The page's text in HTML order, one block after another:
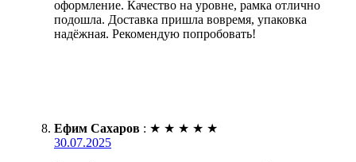
оформление. Качество на уровне, рамка отлично
подошла. Доставка пришла вовремя, упаковка
надёжная. Рекомендую попробовать!
Ефим Сахаров : ★ ★ ★ ★ ★
30.07.2025